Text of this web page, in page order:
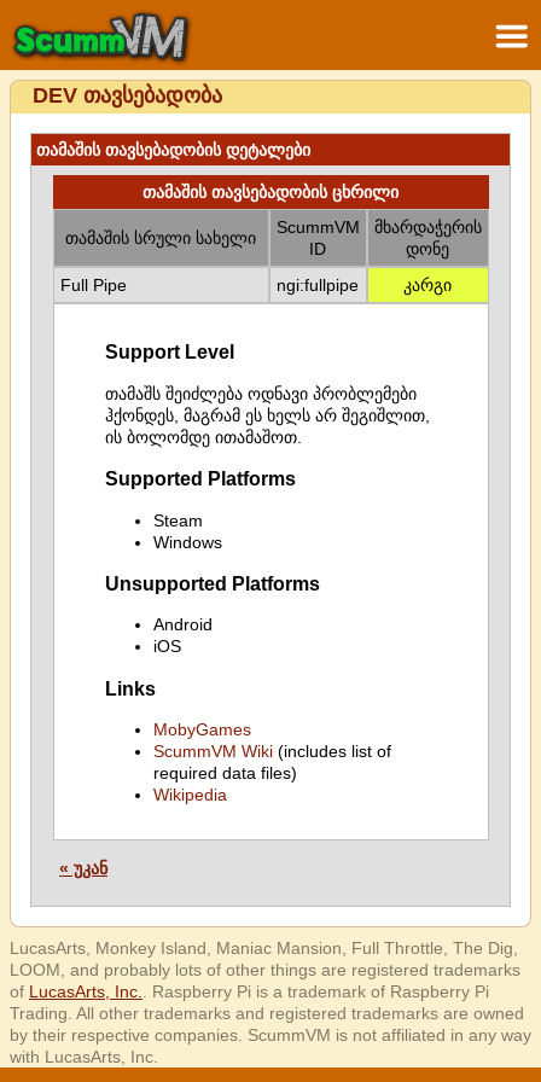
DEV თავსებადობა
თამაშის თავსებადობის დეტალები
თამაშის თავსებადობის ცხრილი
თამაშის სრული სახელი
ScummVM
ID
მხარდაჭერის
დონე
Full Pipe
ngi:fullpipe კარგი
Support Level
თამაშს შეიძლება ოდნავი პრობლემები
ჰქონდეს, მაგრამ ეს ხელს არ შეგიშლით,
ის ბოლომდე ითამაშოთ.
Supported Platforms
Steam
Windows
Unsupported Platforms
Android
iOS
Links
MobyGames
ScummVM Wiki(includes list of
required data files)
Wikipedia
« უკან
LucasArts, Monkey Island, Maniac Mansion, Full Throttle, The Dig,
LOOM, and probably lots of other things are registered trademarks
of LucasArts, Inc.
. Raspberry Pi is a trademark of Raspberry Pi
Trading. All other trademarks and registered trademarks are owned
by their respective companies. ScummVM is not affiliated in any way
with LucasArts, Inc.